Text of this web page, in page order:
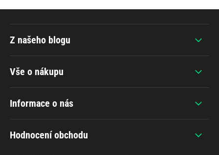
Vše o nákupu
Informace o nás
Hodnocení obchodu
Z našeho blogu